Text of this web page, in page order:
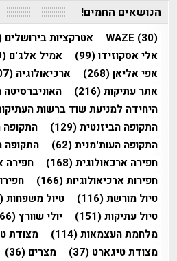
הנושאים החמים!
WAZE (30) אטרקציות בירושלים
אלי אסקוזידו(99) אמיל אלג'ם (79)
אפי אליאן(268) ארכיאולוגיה (207)
אתר עתיקות(216)
היחידה למניעת שוד ברשות
התקופה הביזנטית(129) התקופה
התקופה העות'מנית(62) התקופה
חפירה ארכאולוגית(168) חפירה
חפירות ארכיאולוגיות(166)
טיול מורשת(116) טיול משפחות
טיול עתיקות(151) יולי שוורץ(66)
מלחמת העצמאות(114) מצודת
מצודת טיגארט (37) מצרים (36)